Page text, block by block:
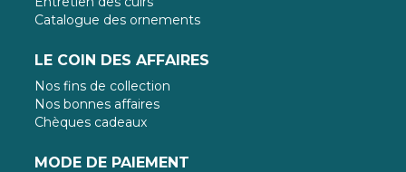
Catalogue des ornements
LE COIN DES AFFAIRES
Nos fins de collection
Nos bonnes affaires
Chèques cadeaux
MODE DE PAIEMENT